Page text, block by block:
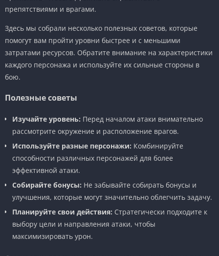
препятствиями и врагами.
Здесь мы собрали несколько полезных советов, которые
помогут вам пройти уровни быстрее и с меньшими
затратами ресурсов. Обратите внимание на характеристики
каждого персонажа и используйте их сильные стороны в
бою.
Полезные советы
Изучайте уровень: Перед началом атаки внимательно
рассмотрите окружение и расположение врагов.
Используйте разные персонажи: Комбинируйте
способности различных персонажей для более
эффективной атаки.
Собирайте бонусы: Не забывайте собирать бонусы и
улучшения, которые могут значительно облегчить задачу.
Планируйте свои действия: Стратегически подходите к
выбору цели и направления атаки, чтобы
максимизировать урон.